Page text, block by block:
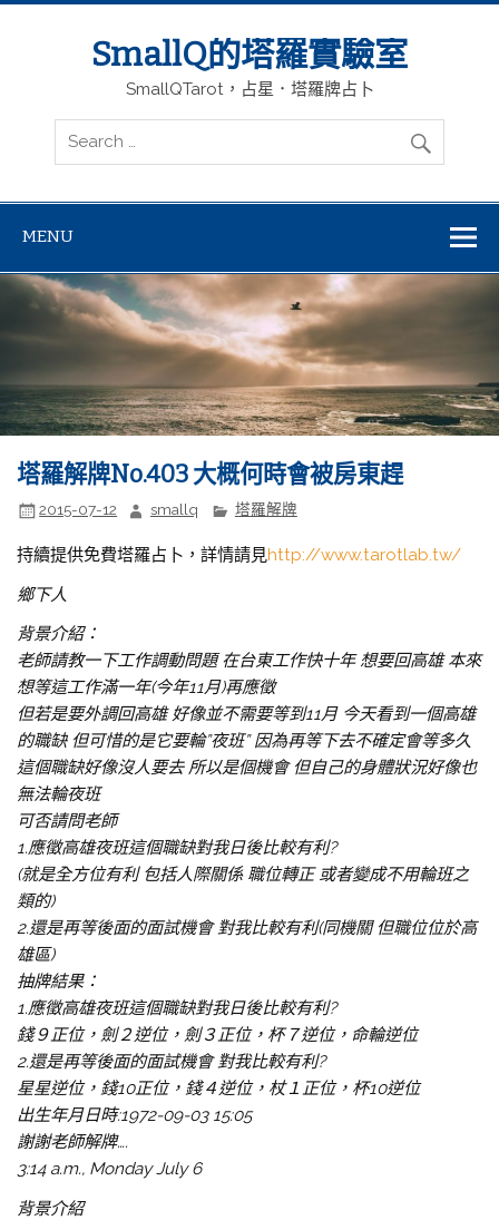
SmallQ的塔羅實驗室
SmallQTarot，占星．塔羅牌占卜
MENU
塔羅解牌No.403 大概何時會被房東趕
2015-07-12 smallq 塔羅解牌
持續提供免費塔羅占卜，詳情請見http://www.tarotlab.tw/
鄉下人
背景介紹：
老師請教一下工作調動問題 在台東工作快十年 想要回高雄 本來
想等這工作滿一年(今年11月)再應徵
但若是要外調回高雄 好像並不需要等到11月 今天看到一個高雄
的職缺 但可惜的是它要輪”夜班” 因為再等下去不確定會等多久
這個職缺好像沒人要去 所以是個機會 但自己的身體狀況好像也
無法輪夜班
可否請問老師
1.應徵高雄夜班這個職缺對我日後比較有利?
(就是全方位有利 包括人際關係 職位轉正 或者變成不用輪班之
類的)
2.還是再等後面的面試機會 對我比較有利(同機關 但職位位於高
雄區)
抽牌結果：
1.應徵高雄夜班這個職缺對我日後比較有利?
錢９正位，劍２逆位，劍３正位，杯７逆位，命輪逆位
2.還是再等後面的面試機會 對我比較有利?
星星逆位，錢10正位，錢４逆位，杖１正位，杯10逆位
出生年月日時:1972-09-03 15:05
謝謝老師解牌….
3:14 a.m., Monday July 6
背景介紹